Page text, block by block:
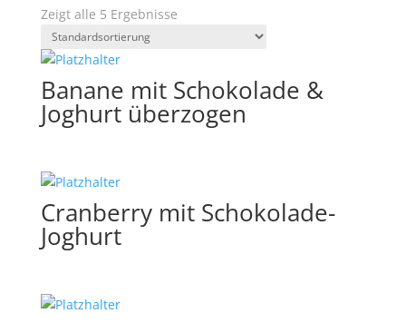
Zeigt alle 5 Ergebnisse
Banane mit Schokolade &
Joghurt überzogen
Cranberry mit Schokolade-
Joghurt